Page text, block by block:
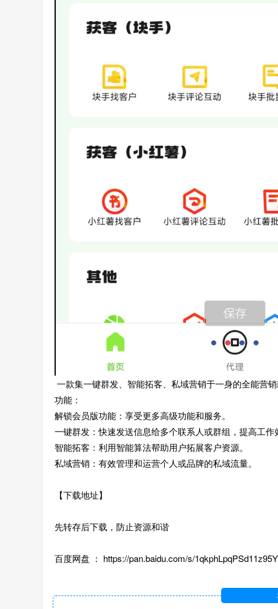
一款集一键群发、智能拓客、私域营销于一身的全能营
功能：
解锁会员版功能：享受更多高级功能和服务。
一键群发：快速发送信息给多个联系人或群组，提高工作
智能拓客：利用智能算法帮助用户拓展客户资源。
私域营销：有效管理和运营个人或品牌的私域流量。
【下载地址】
先转存后下载，防止资源和谐
百度网盘 ： https://pan.baidu.com/s/